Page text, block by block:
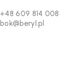
+48 609 814 008
bok@beryl.pl